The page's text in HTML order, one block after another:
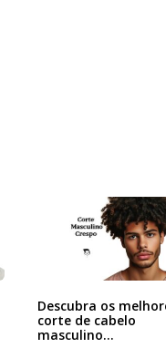
Descubra os
corte de cabelo
masculino…